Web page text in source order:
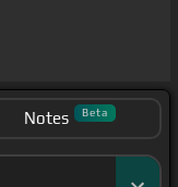
Notes Beta